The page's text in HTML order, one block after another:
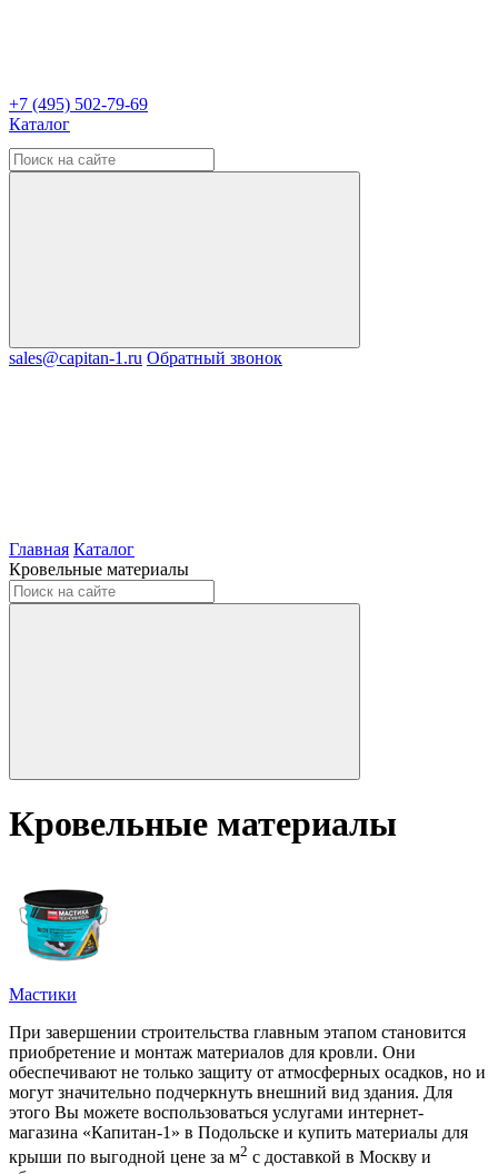
+7 (495) 502-79-69
Каталог
sales@capitan-1.ru Обратный звонок
Главная Каталог
Кровельные материалы
Кровельные материалы
Мастики
При завершении строительства главным этапом становится
приобретение и монтаж материалов для кровли. Они
обеспечивают не только защиту от атмосферных осадков, но и
могут значительно подчеркнуть внешний вид здания. Для
этого Вы можете воспользоваться услугами интернет-
магазина «Капитан-1» в Подольске и купить материалы для
крыши по выгодной цене за м2 с доставкой в Москву и